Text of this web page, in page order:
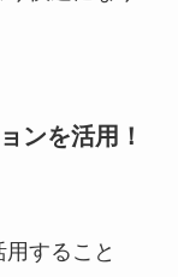
ンを活用！
すること